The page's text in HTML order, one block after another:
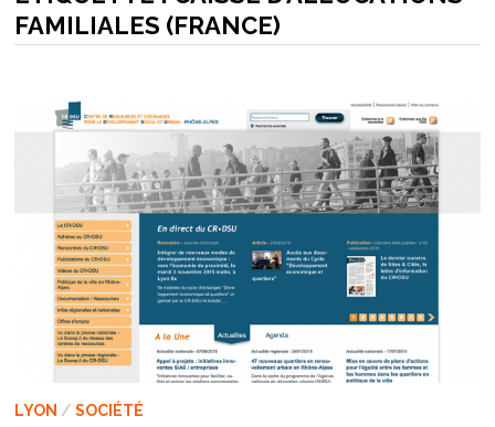
FAMILIALES (FRANCE)
LYON / SOCIÉTÉ